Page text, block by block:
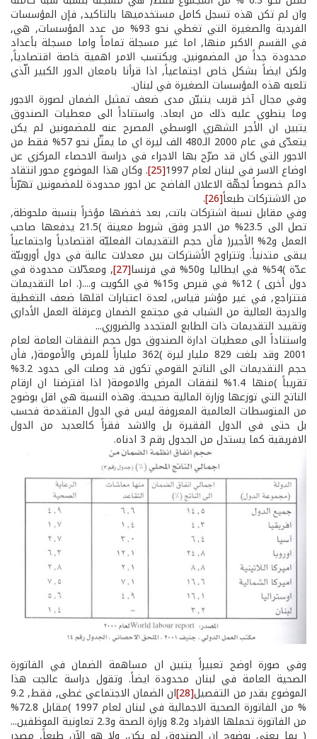
وان لم تكن هذه تسجل كامل مستخدميها بالتاكيد, فإن المؤسسات
الفردية والصغيرة التي تغطي نحو 93% من عدد المؤسسات, هي,
في القسم الاكبر منها, اما غير مسجلة تماماً واما مسجلة بأعداد
محدودة جداً من المضمونين. ويكتسب الامر اهمية خاصة اقتصادياً,
ولكن ايضاً بشكل خاص اجتماعياً, اذا قرأنا بامعان الدور الكبير الّذي
تلعبه هذه المؤسسات الصغيرة في لبنان.
وفي مجال آخر قريب يتبيّن مدى ضعف تمثيل الضمان لصورة الاجور
وما ينطوي عليه ذلك من ابعاد. واستناداً الى معطيات الصندوق
يتبين ان الأجر الشهري الوسطي المصرح عنه للمضمونين لم يكن
يتعدّى في عام 2000 الـ480 الف ليرة اي ما يمثّل نحو 57% فقط من
الاجور التي كان قد صرّح بها الاجراء في دراسة الاحصاء المركزي عن
اوضاع الاسر في لبنان لعام 1997 [25] . وكان هذا الموضوع محور انتقاد
دائم خصوصاً لجهّة الاعلان الفاضح عن اجور محدودة للمضمونين تهرّباً
من الاشتركات طبعاً[26]
.
وفي مقابل نسبة اشتركات باتت, بعد خفضها مؤخراً بنسبة ملحوظة,
تصل الى 23.5% من الاجر وفق شروط معينة )21.5 يدفعها صاحب
العمل و2% الأجير( فأن حجم التقديمات الفعليّة اقتصادياً واجتماعياً
يبقى متدنياً. وتتراوح الأشتركات بين معدلات عالية في دول أوروبيّة
عدّة )54% في ايطاليا و50% في فرنسا [27] , ومعدّلات محدودة في
دول أخرى ) 12% في قبرص و15% في الكويت و....(. اما التقديمات
فتتراجع, في غير مؤشر قياس, لعدة اعتبارات اقلها ضعف التغطية
والدرجة العالية من الشباب في مجتمع الضمان وعرقلة العمل الأداري
وتقييد التقديمات ذات الطابع المتجدد والضروري...
واستناداً الى معطيات ادارة الصندوق حول حجم النفقات العامة لعام
2001 وقد بلغت 829 مليار ليرة )362 ملياراً للمرض والأمومة(, فأن
حجم التقديمات الى الناتج القومي تكون قد وصلت الى حدود 3.2%
تقريباً )منها 1.4% لنفقات المرض والامومة( اذا افترضنا ان ارقام
الناتج التي توزعها وزارة المالية صحيحة. وهذه النسبة هي اقل بوضوح
من المتوسطات العالمية المعروفة ليس في الدول المتقدمة فحسب
بل حتى في الدول الفقيرة بل والاشد فقراً كالعديد من الدول
الافريقية كما يستدل من الجدول رقم 3 ادناه.
وفي صورة اوضح تعبيراً يتبين ان مساهمة الضمان في الفاتورة
الصحية العامة في لبنان محدودة ايضاً. وتقول دراسة عالجت هذا
الموضوع بقدر من التفصيل[28] ان الضمان الاجتماعي غطى, فقط, 9.2
% من الفاتورة الصحية الاجمالية في لبنان لعام 1997 )مقابل 72.8%
من الفاتورة تحملها الافراد و8.2 وزارة الصحة و2.3 تعاونية الموظفين...